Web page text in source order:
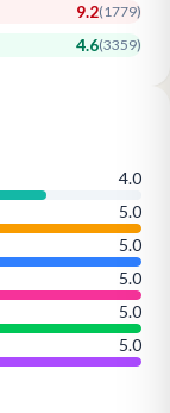
9.2(1779)
4.6(3359)
4.0
5.0
5.0
5.0
5.0
5.0